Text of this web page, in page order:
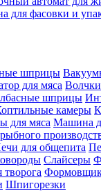
для фасовки и
шприцы
для мяса
шприцы
камеры
для мяса Машина
для общепита
Слайсеры
Формовщик
Шпигорезки